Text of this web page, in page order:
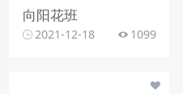
向阳花班
2021-12-18 1099